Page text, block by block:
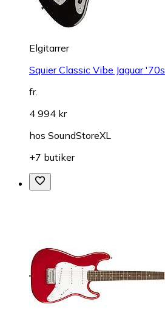
Elgitarrer
Squier Classic Vibe Jaguar '70s
fr.
4 994 kr
hos SoundStoreXL
+7 butiker